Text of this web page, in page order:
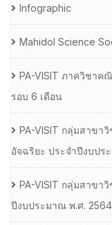
Infographic
Mahidol Science
PA-VISIT ภาควิชาค
รอบ 6 เดือน
PA-VISIT กลุ่มสาข
อัจฉริยะ ประจำปีงบปร
PA-VISIT กลุ่มสาขา
ปีงบประมาณ พ.ศ.